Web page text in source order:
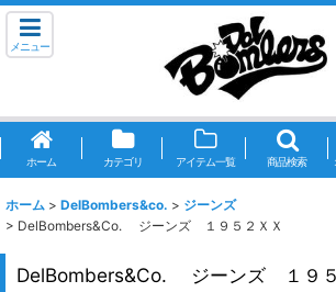
メニュー
ホーム カテゴリ アイテム一覧 商品検索
ホーム > DelBombers&co. > ジーンズ
> DelBombers&Co. ジーンズ １９５２ＸＸ
DelBombers&Co. ジーンズ １９５